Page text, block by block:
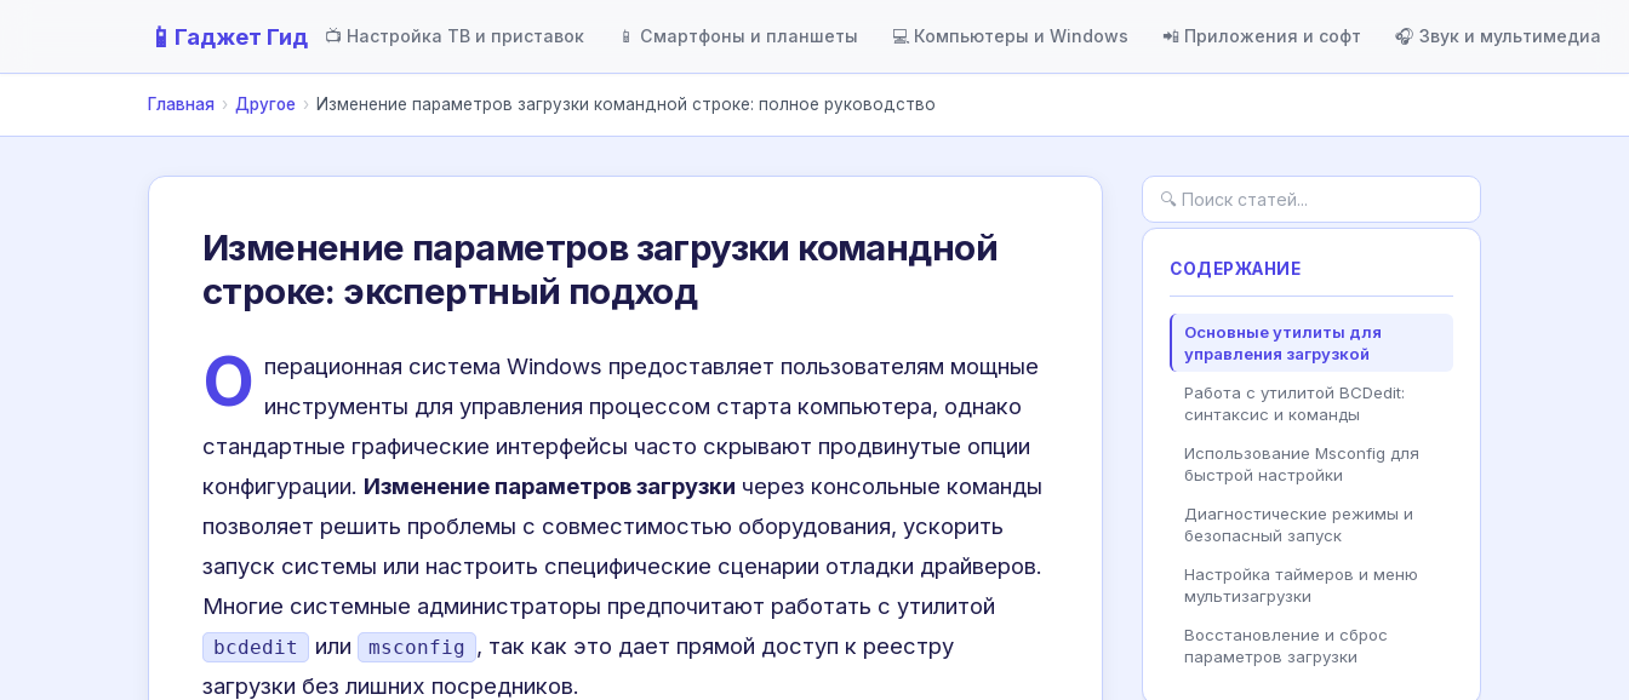
📱 Гаджет Гид 📺 Настройка ТВ и приставок 📱 Смартфоны и планшеты 💻 Компьютеры и Windows 📲 Приложения и софт 🎧 Звук и мультимедиа
Главная › Другое › Изменение параметров загрузки командной строке: полное руководство
Изменение параметров загрузки командной
строке: экспертный подход
О перационная система Windows предоставляет пользователям мощные
инструменты для управления процессом старта компьютера, однако
стандартные графические интерфейсы часто скрывают продвинутые опции
конфигурации. Изменение параметров загрузки через консольные команды
позволяет решить проблемы с совместимостью оборудования, ускорить
запуск системы или настроить специфические сценарии отладки драйверов.
Многие системные администраторы предпочитают работать с утилитой
bcdedit или msconfig , так как это дает прямой доступ к реестру
загрузки без лишних посредников.
СОДЕРЖАНИЕ
Основные утилиты для
управления загрузкой
Работа с утилитой BCDedit:
синтаксис и команды
Использование Msconfig для
быстрой настройки
Диагностические режимы и
безопасный запуск
Настройка таймеров и меню
мультизагрузки
Восстановление и сброс
параметров загрузки